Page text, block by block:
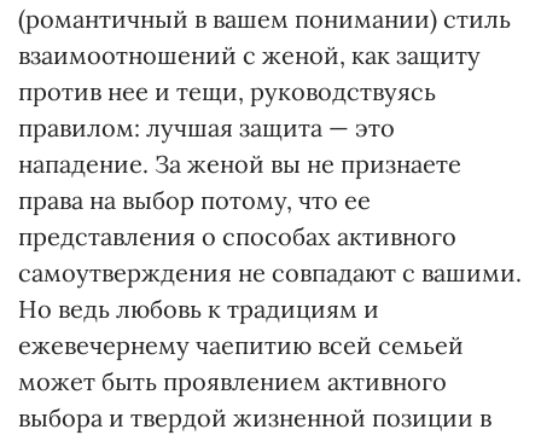
(романтичный в вашем понимании) стиль
взаимоотношений с женой, как защиту
против нее и тещи, руководствуясь
правилом: лучшая защита — это
нападение. За женой вы не признаете
права на выбор потому, что ее
представления о способах активного
самоутверждения не совпадают с вашими.
Но ведь любовь к традициям и
ежевечернему чаепитию всей семьей
может быть проявлением активного
выбора и твердой жизненной позиции в